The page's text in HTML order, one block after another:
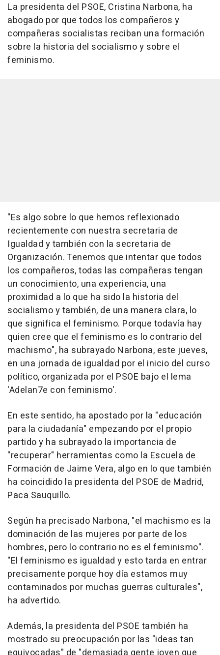
La presidenta del PSOE, Cristina Narbona, ha
abogado por que todos los compañeros y
compañeras socialistas reciban una formación
sobre la historia del socialismo y sobre el
feminismo.
"Es algo sobre lo que hemos reflexionado
recientemente con nuestra secretaria de
Igualdad y también con la secretaria de
Organización. Tenemos que intentar que todos
los compañeros, todas las compañeras tengan
un conocimiento, una experiencia, una
proximidad a lo que ha sido la historia del
socialismo y también, de una manera clara, lo
que significa el feminismo. Porque todavía hay
quien cree que el feminismo es lo contrario del
machismo", ha subrayado Narbona, este jueves,
en una jornada de igualdad por el inicio del curso
político, organizada por el PSOE bajo el lema
'Adelan7e con feminismo'.
En este sentido, ha apostado por la "educación
para la ciudadanía" empezando por el propio
partido y ha subrayado la importancia de
"recuperar" herramientas como la Escuela de
Formación de Jaime Vera, algo en lo que también
ha coincidido la presidenta del PSOE de Madrid,
Paca Sauquillo.
Según ha precisado Narbona, "el machismo es la
dominación de las mujeres por parte de los
hombres, pero lo contrario no es el feminismo".
"El feminismo es igualdad y esto tarda en entrar
precisamente porque hoy día estamos muy
contaminados por muchas guerras culturales",
ha advertido.
Además, la presidenta del PSOE también ha
mostrado su preocupación por las "ideas tan